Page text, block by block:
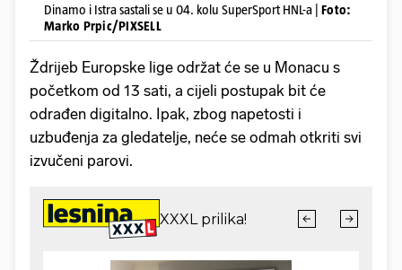
Dinamo i Istra sastali se u 04. kolu SuperSport HNL-a | Foto:
Marko Prpic/PIXSELL
Ždrijeb Europske lige održat će se u Monacu s
početkom od 13 sati, a cijeli postupak bit će
odrađen digitalno. Ipak, zbog napetosti i
uzbuđenja za gledatelje, neće se odmah otkriti svi
izvučeni parovi.